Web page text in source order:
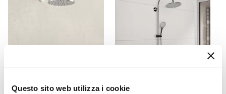
Questo sito web utilizza i cookie
93,4 cm
Entrata
Dimensione Entrata
Vetro temperato